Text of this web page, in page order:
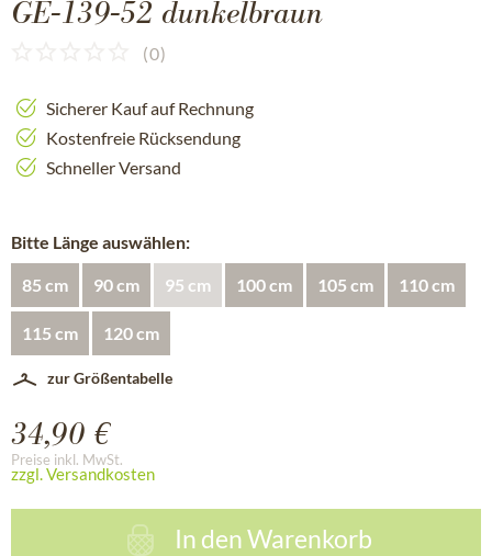
GE-139-52 dunkelbraun
(0)
Sicherer Kauf auf Rechnung
Kostenfreie Rücksendung
Schneller Versand
Bitte Länge auswählen:
85 cm 90 cm 95 cm 100 cm 105 cm 110 cm
115 cm 120 cm
zur Größentabelle
34,90 €
Preise inkl. MwSt.
zzgl. Versandkosten
In denWarenkorb